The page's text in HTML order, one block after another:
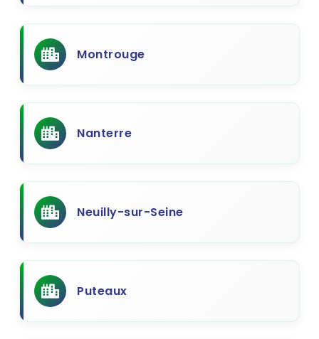
Montrouge
Nanterre
Neuilly-sur-Seine
Puteaux